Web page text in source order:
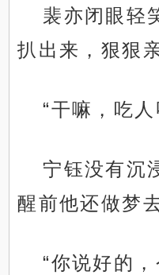
裴亦闭眼轻
扒出来，狠狠
“干嘛，吃人
宁钰没有沉
醒前他还做梦
“你说好的